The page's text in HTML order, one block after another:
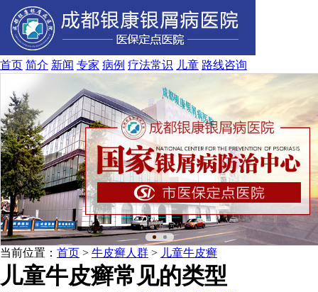
首页 简介 新闻 专家 病例 疗法常识 儿童 路线咨询
当前位置： 首页 > 牛皮癣人群 > 儿童牛皮癣
儿童牛皮癣常见的类型